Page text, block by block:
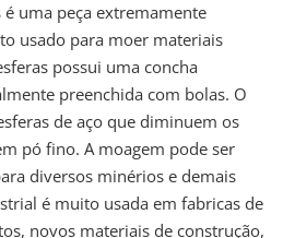
uma peça extremamente
usado para moer materiais
possui uma concha
preenchida com bolas. O
de aço que diminuem os
pó fino. A moagem pode ser
diversos minérios e demais
é muito usada em fabricas de
novos materiais de construção,